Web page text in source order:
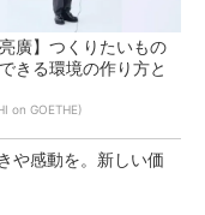
亮廣】つくりたいもの
きる環境の作り方と
on GOETHE)
や感動を。新しい価